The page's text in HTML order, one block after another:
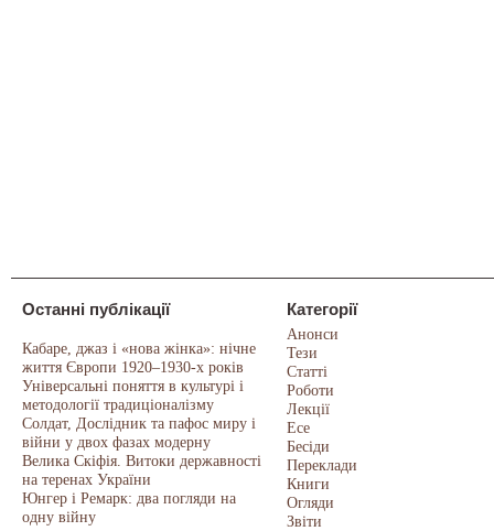
Останні публікації
Кабаре, джаз і «нова жінка»: нічне
життя Європи 1920–1930-х років
Універсальні поняття в культурі і
методології традиціоналізму
Солдат, Дослідник та пафос миру і
війни у двох фазах модерну
Велика Скіфія. Витоки державності
на теренах України
Юнгер і Ремарк: два погляди на
одну війну
Категорії
Анонси
Тези
Статті
Роботи
Лекції
Есе
Бесіди
Переклади
Книги
Огляди
Звіти